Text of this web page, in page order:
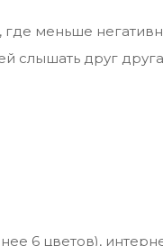
где меньше
слышать друг
6 цветов),